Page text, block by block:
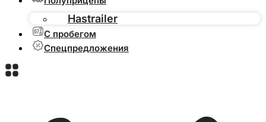
Hastrailer
С пробегом
Спецпредложения